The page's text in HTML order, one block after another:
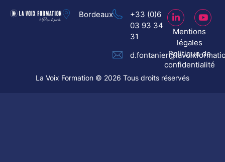
Bordeaux
+33 (0)6
03 93 34
31
Mentions
légales
Politique de
confidentialité
La Voix Formation © 2026 Tous droits réservés